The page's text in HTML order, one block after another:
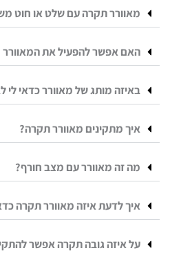
מאוורר תקרה עם שלט או חוט
האם אפשר להפעיל את
באיזה מותג של מאוורר כדאי לי
איך מתקינים מאוורר תקרה?
מה זה מאוורר עם מצב חורף?
איך לדעת איזה מאוורר תקרה
על איזה גובה תקרה אפשר